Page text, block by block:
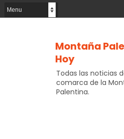
Montaña
Hoy
Todas las noticias
comarca de la
Palentina.